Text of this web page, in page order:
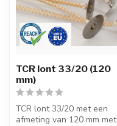
TCR lont 33/20 (120
mm)
TCR lont 33/20 met een
afmeting van 120 mm met